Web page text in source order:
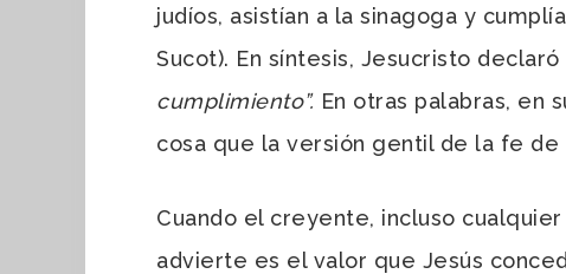
judíos, asistían a la sinagoga y
Sucot). En síntesis, Jesucristo declaró
cumplimiento”. En otras palabras, en
cosa que la versión gentil de la fe de
Cuando el creyente, incluso
advierte es el valor que Jesús